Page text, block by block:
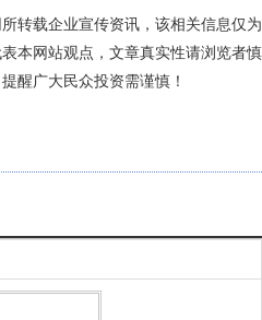
转载企业宣传资讯，该相关信息仅为
本网站观点，文章真实性请浏览者慎
醒广大民众投资需谨慎！